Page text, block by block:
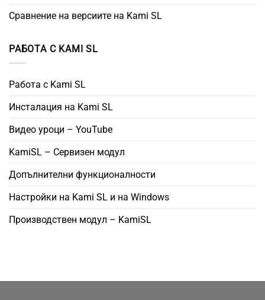
Сравнение на версиите на Kami SL
РАБОТА С KAMI SL
Работа с Kami SL
Инсталация на Kami SL
Видео уроци – YouTube
KamiSL – Сервизен модул
Допълнителни функционалности
Настройки на Kami SL и на Windows
Производствен модул – KamiSL